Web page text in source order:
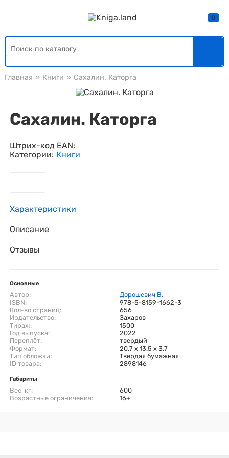
0
Главная » Книги » Сахалин. Каторга
Сахалин. Каторга
Штрих-код EAN:
Категории: Книги
Характеристики
Описание
Отзывы
Основные
Автор:
Дорошевич В.
ISBN:
978-5-8159-1662-3
Кол-во страниц:
656
Издательство:
Захаров
Тираж:
1500
Год выпуска:
2022
Переплёт:
твердый
Формат:
20.7 x 13.5 x 3.7
Тип обложки:
Твердая бумажная
ID товара:
2898146
Габариты
Вес, кг:
600
Возрастные ограничения:
16+